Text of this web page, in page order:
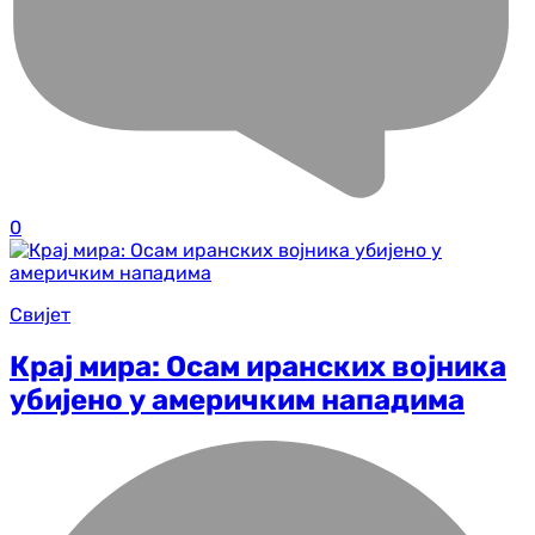
0
Свијет
Крај мира: Осам иранских војника
убијено у америчким нападима